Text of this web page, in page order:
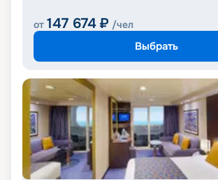
от 147 674 ₽ /чел
Выбрать